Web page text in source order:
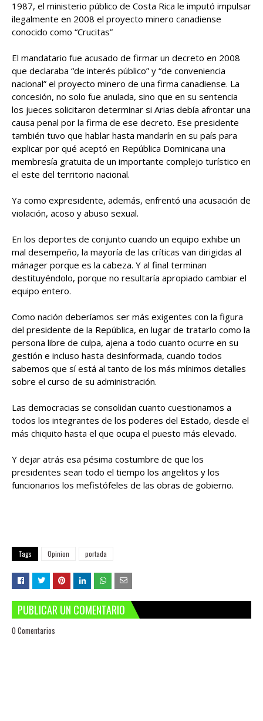
1987, el ministerio público de Costa Rica le imputó impulsar
ilegalmente en 2008 el proyecto minero canadiense
conocido como “Crucitas”
El mandatario fue acusado de firmar un decreto en 2008
que declaraba “de interés público” y “de conveniencia
nacional” el proyecto minero de una firma canadiense. La
concesión, no solo fue anulada, sino que en su sentencia
los jueces solicitaron determinar si Arias debía afrontar una
causa penal por la firma de ese decreto. Ese presidente
también tuvo que hablar hasta mandarín en su país para
explicar por qué aceptó en República Dominicana una
membresía gratuita de un importante complejo turístico en
el este del territorio nacional.
Ya como expresidente, además, enfrentó una acusación de
violación, acoso y abuso sexual.
En los deportes de conjunto cuando un equipo exhibe un
mal desempeño, la mayoría de las críticas van dirigidas al
mánager porque es la cabeza. Y al final terminan
destituyéndolo, porque no resultaría apropiado cambiar el
equipo entero.
Como nación deberíamos ser más exigentes con la figura
del presidente de la República, en lugar de tratarlo como la
persona libre de culpa, ajena a todo cuanto ocurre en su
gestión e incluso hasta desinformada, cuando todos
sabemos que sí está al tanto de los más mínimos detalles
sobre el curso de su administración.
Las democracias se consolidan cuanto cuestionamos a
todos los integrantes de los poderes del Estado, desde el
más chiquito hasta el que ocupa el puesto más elevado.
Y dejar atrás esa pésima costumbre de que los
presidentes sean todo el tiempo los angelitos y los
funcionarios los mefistófeles de las obras de gobierno.
Tags Opinion portada
PUBLICAR UN COMENTARIO
0 Comentarios